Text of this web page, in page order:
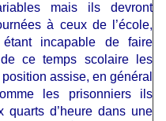
mais ils devront
à ceux de l’école,
incapable de faire
ce temps scolaire les
assise, en général
les prisonniers ils
quarts d’heure dans une